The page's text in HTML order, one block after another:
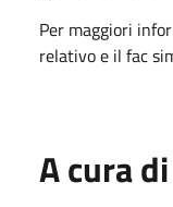
Per maggiori
relativo e il fac
A cura di